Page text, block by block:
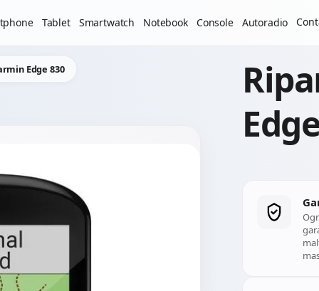
Tablet Smartwatch Notebook Console Autoradio
Edge 830